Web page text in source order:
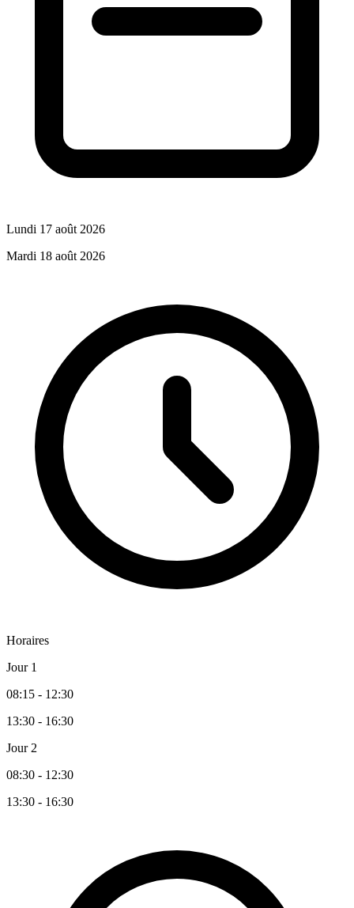
Lundi 17 août 2026
Mardi 18 août 2026
Horaires
Jour 1
08:15 - 12:30
13:30 - 16:30
Jour 2
08:30 - 12:30
13:30 - 16:30